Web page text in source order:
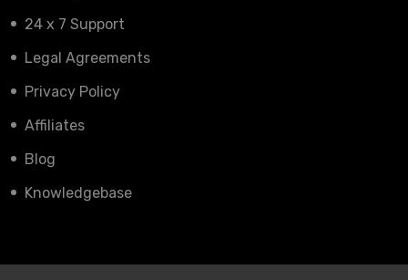
24 x 7 Support
Legal Agreements
Privacy Policy
Affiliates
Blog
Knowledgebase